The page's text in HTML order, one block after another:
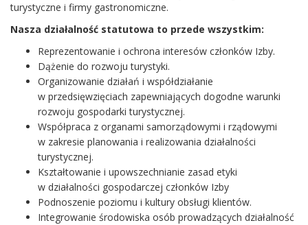
turystyczne i firmy gastronomiczne.
Nasza działalność statutowa to przede wszystkim:
Reprezentowanie i ochrona interesów członków Izby.
Dążenie do rozwoju turystyki.
Organizowanie działań i współdziałanie
w przedsięwzięciach zapewniających dogodne warunki
rozwoju gospodarki turystycznej.
Współpraca z organami samorządowymi i rządowymi
w zakresie planowania i realizowania działalności
turystycznej.
Kształtowanie i upowszechnianie zasad etyki
w działalności gospodarczej członków Izby
Podnoszenie poziomu i kultury obsługi klientów.
Integrowanie środowiska osób prowadzących działalność